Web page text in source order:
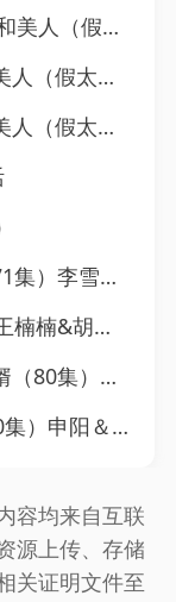
女帝）（100集）
帝）（100集）
攻略女帝）（
莹&郑明洋
&胡璇璇
子豪＆姜悦
阳＆李澳雯
容均来自互联
源上传、存储
关证明文件至